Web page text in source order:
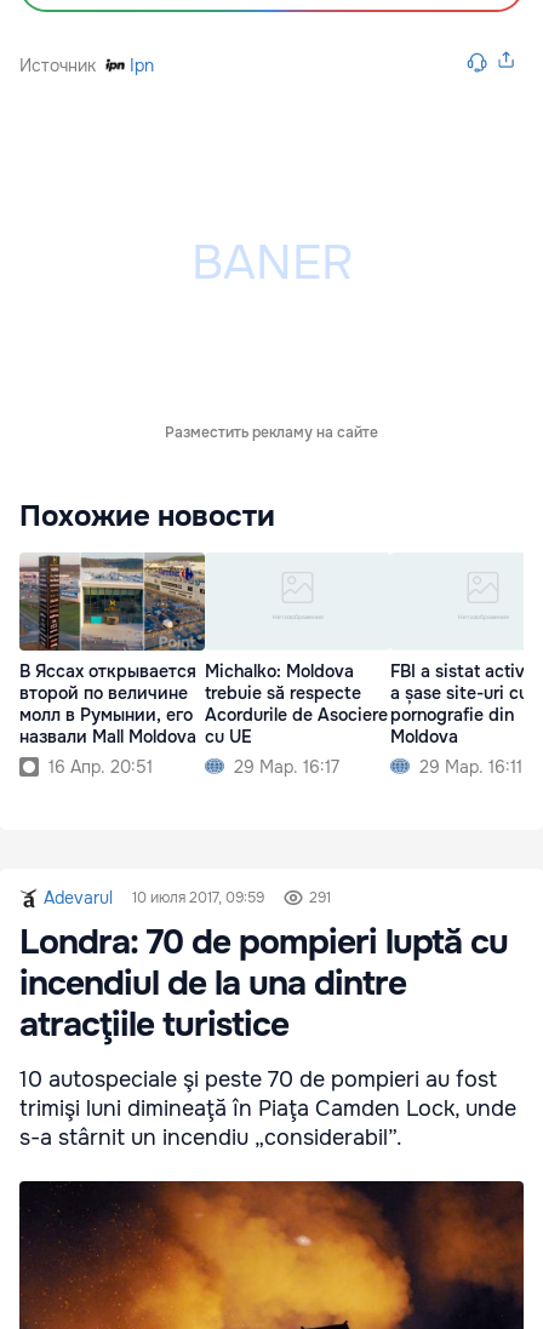
Источник Ipn
Разместить рекламу на сайте
Похожие новости
В Яссах открывается
второй по величине
молл в Румынии, его
назвали Mall Moldova
16 Апр. 20:51
Michalko: Moldova
trebuie să respecte
Acordurile de Asociere
cu UE
29 Мар. 16:17
FBI a sistat
a șase site-uri cu
pornografie din
Moldova
29 Мар. 16:11
Adevarul 10 июля 2017, 09:59 291
Londra: 70 de pompieri luptă cu
incendiul de la una dintre
atracţiile turistice
10 autospeciale şi peste 70 de pompieri au fost
trimişi luni dimineaţă în Piaţa Camden Lock, unde
s-a stârnit un incendiu „considerabil”.